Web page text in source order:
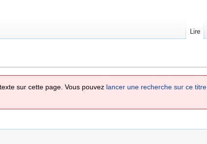
sur cette page. Vous pouvez lancer une recherche sur ce titre
Lire